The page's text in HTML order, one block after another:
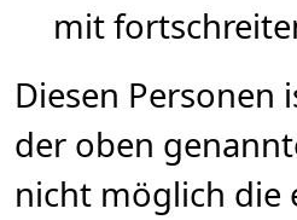
mit
Diesen Personen
der oben
nicht möglich die